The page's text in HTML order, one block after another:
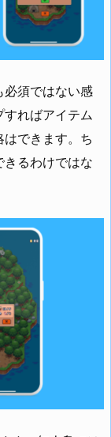
必須ではない感
すればアイテム
できます。ち
きるわけではな